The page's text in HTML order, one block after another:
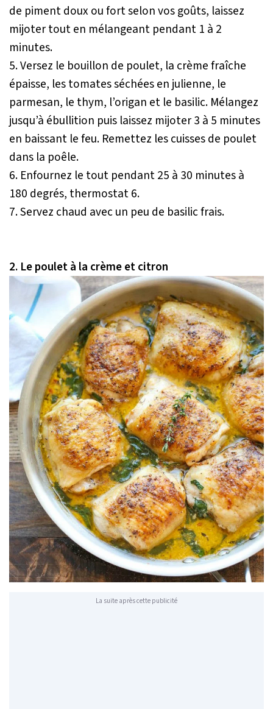
de piment doux ou fort selon vos goûts, laissez
mijoter tout en mélangeant pendant 1 à 2
minutes.
5. Versez le bouillon de poulet, la crème fraîche
épaisse, les tomates séchées en julienne, le
parmesan, le thym, l’origan et le basilic. Mélangez
jusqu’à ébullition puis laissez mijoter 3 à 5 minutes
en baissant le feu. Remettez les cuisses de poulet
dans la poêle.
6. Enfournez le tout pendant 25 à 30 minutes à
180 degrés, thermostat 6.
7. Servez chaud avec un peu de basilic frais.
2. Le poulet à la crème et citron
La suite après cette publicité